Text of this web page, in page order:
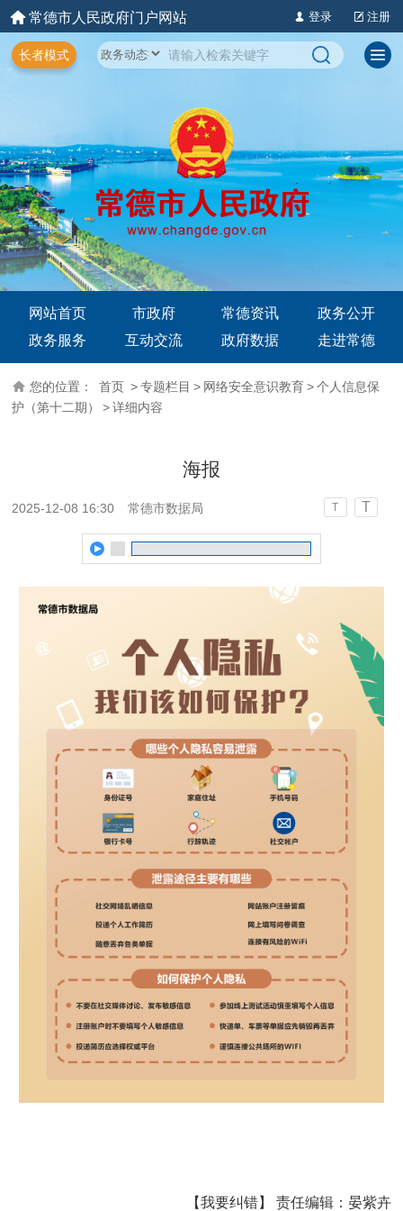
常德市人民政府门户网站 登录 注册
长者模式
网站首页 市政府 常德资讯
政务公开
政务服务
互动交流 政府数据 走进常德
您的位置： 首页 > 专题栏目 > 网络安全意识教育 > 个人信息保
护（第十二期）
> 详细内容
海报
2025-12-08 16:30 常德市数据局 T T
【我要纠错】 责任编辑： 晏紫卉